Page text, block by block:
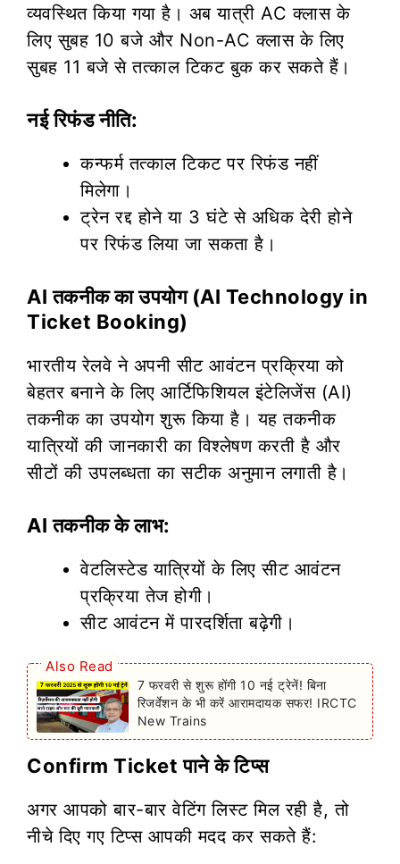
व्यवस्थित किया गया है। अब यात्री AC क्लास के
लिए सुबह 10 बजे और Non-AC क्लास के लिए
सुबह 11 बजे से तत्काल टिकट बुक कर सकते हैं।
नई रिफंड नीति:
कन्फर्म तत्काल टिकट पर रिफंड नहीं
मिलेगा।
ट्रेन रद्द होने या 3 घंटे से अधिक देरी होने
पर रिफंड लिया जा सकता है।
AI तकनीक का उपयोग (AI Technology in
Ticket Booking)
भारतीय रेलवे ने अपनी सीट आवंटन प्रक्रिया को
बेहतर बनाने के लिए आर्टिफिशियल इंटेलिजेंस (AI)
तकनीक का उपयोग शुरू किया है। यह तकनीक
यात्रियों की जानकारी का विश्लेषण करती है और
सीटों की उपलब्धता का सटीक अनुमान लगाती है।
AI तकनीक के लाभ:
वेटलिस्टेड यात्रियों के लिए सीट आवंटन
प्रक्रिया तेज होगी।
सीट आवंटन में पारदर्शिता बढ़ेगी।
Also Read
7 फरवरी से शुरू होंगी 10 नई ट्रेनें! बिना
रिजर्वेशन के भी करें आरामदायक सफर! IRCTC
New Trains
Confirm Ticket पाने के टिप्स
अगर आपको बार-बार वेटिंग लिस्ट मिल रही है, तो
नीचे दिए गए टिप्स आपकी मदद कर सकते हैं: